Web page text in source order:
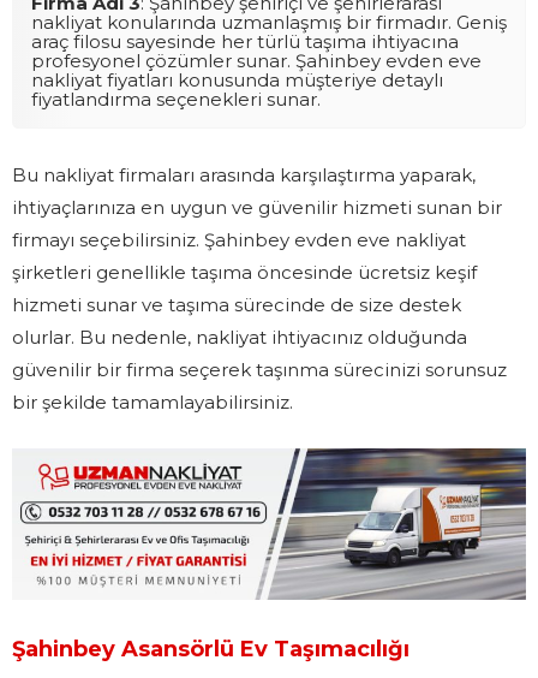
nakliyat konularında uzmanlaşmış bir firmadır. Geniş
araç filosu sayesinde her türlü taşıma ihtiyacına
profesyonel çözümler sunar. Şahinbey evden eve
nakliyat fiyatları konusunda müşteriye detaylı
fiyatlandırma seçenekleri sunar.
Bu nakliyat firmaları arasında karşılaştırma yaparak,
ihtiyaçlarınıza en uygun ve güvenilir hizmeti sunan bir
firmayı seçebilirsiniz. Şahinbey evden eve nakliyat
şirketleri genellikle taşıma öncesinde ücretsiz keşif
hizmeti sunar ve taşıma sürecinde de size destek
olurlar. Bu nedenle, nakliyat ihtiyacınız olduğunda
güvenilir bir firma seçerek taşınma sürecinizi sorunsuz
bir şekilde tamamlayabilirsiniz.
Şahinbey Asansörlü Ev Taşımacılığı